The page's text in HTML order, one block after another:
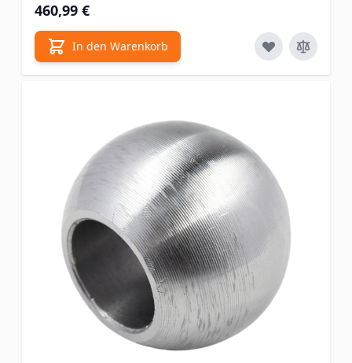
460,99 €
In den Warenkorb